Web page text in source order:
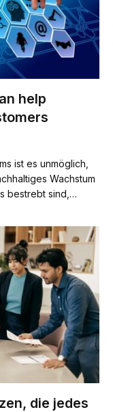
help
ist es unmöglich,
Wachstum
bestrebt sind,…
die jedes